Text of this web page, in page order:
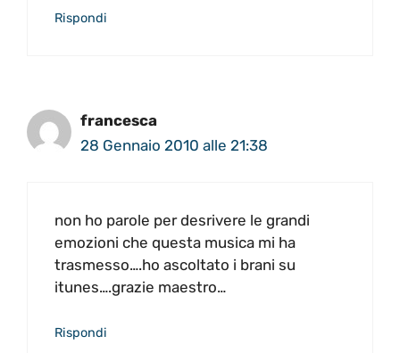
Rispondi
francesca
28 Gennaio 2010 alle 21:38
non ho parole per desrivere le grandi
emozioni che questa musica mi ha
trasmesso….ho ascoltato i brani su
itunes….grazie maestro…
Rispondi